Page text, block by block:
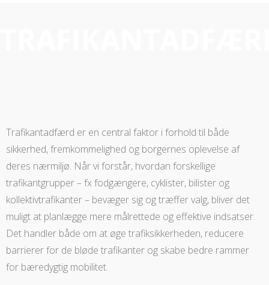
Trafikantadfærd er en central faktor i forhold til både
sikkerhed, fremkommelighed og borgernes oplevelse af
deres nærmiljø. Når vi forstår, hvordan forskellige
trafikantgrupper – fx fodgængere, cyklister, bilister og
kollektivtrafikanter – bevæger sig og træffer valg, bliver det
muligt at planlægge mere målrettede og effektive indsatser.
Det handler både om at øge trafiksikkerheden, reducere
barrierer for de bløde trafikanter og skabe bedre rammer
for bæredygtig mobilitet.